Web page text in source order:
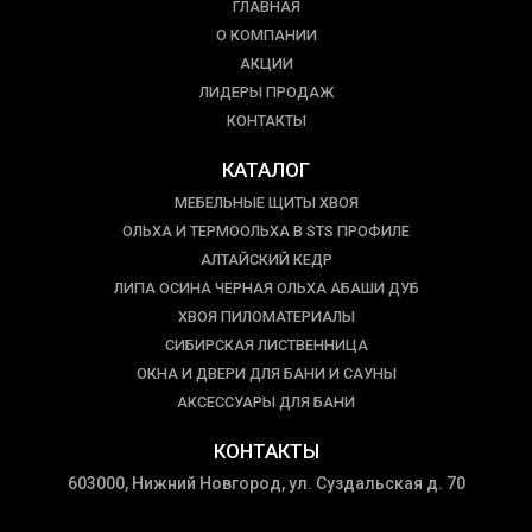
ГЛАВНАЯ
О КОМПАНИИ
АКЦИИ
ЛИДЕРЫ ПРОДАЖ
КОНТАКТЫ
КАТАЛОГ
МЕБЕЛЬНЫЕ ЩИТЫ ХВОЯ
ОЛЬХА И ТЕРМООЛЬХА В STS ПРОФИЛЕ
АЛТАЙСКИЙ КЕДР
ЛИПА ОСИНА ЧЕРНАЯ ОЛЬХА АБАШИ ДУБ
ХВОЯ ПИЛОМАТЕРИАЛЫ
СИБИРСКАЯ ЛИСТВЕННИЦА
ОКНА И ДВЕРИ ДЛЯ БАНИ И САУНЫ
АКСЕССУАРЫ ДЛЯ БАНИ
КОНТАКТЫ
603000, Нижний Новгород, ул. Суздальская д. 70